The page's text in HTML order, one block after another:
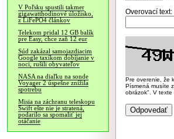
V Poľsku spustili takmer
gigawatthodinové úložisko,
z LiFePO4 článkov
Telekom pridal 12 GB balík
pre Easy, chce zaň 12 eur
Súd zakázal samojazdiacim
Google taxíkom dobíjanie v
noci, rušili obyvateľov
NASA na diaľku na sonde
Voyager 2 úspešne znížila
spotrebu
Misia na záchranu teleskopu
Swift ešte nie je stratená,
podarilo sa spomaliť jej
otáčanie
Overovací text:
Pre overenie, že
Písmená musíte
obrázok". V texte